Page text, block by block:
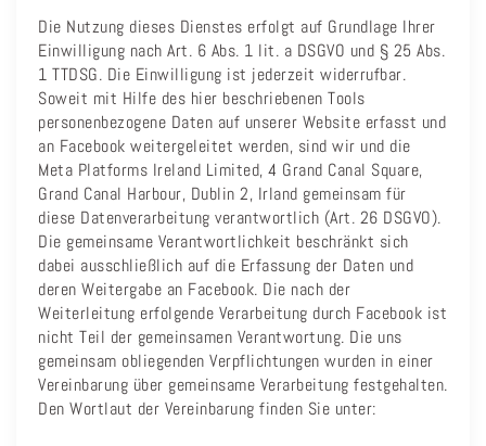
Die Nutzung dieses Dienstes erfolgt auf Grundlage Ihrer
Einwilligung nach Art. 6 Abs. 1 lit. a DSGVO und § 25 Abs.
1 TTDSG. Die Einwilligung ist jederzeit widerrufbar.
Soweit mit Hilfe des hier beschriebenen Tools
personenbezogene Daten auf unserer Website erfasst und
an Facebook weitergeleitet werden, sind wir und die
Meta Platforms Ireland Limited, 4 Grand Canal Square,
Grand Canal Harbour, Dublin 2, Irland gemeinsam für
diese Datenverarbeitung verantwortlich (Art. 26 DSGVO).
Die gemeinsame Verantwortlichkeit beschränkt sich
dabei ausschließlich auf die Erfassung der Daten und
deren Weitergabe an Facebook. Die nach der
Weiterleitung erfolgende Verarbeitung durch Facebook ist
nicht Teil der gemeinsamen Verantwortung. Die uns
gemeinsam obliegenden Verpflichtungen wurden in einer
Vereinbarung über gemeinsame Verarbeitung festgehalten.
Den Wortlaut der Vereinbarung finden Sie unter: